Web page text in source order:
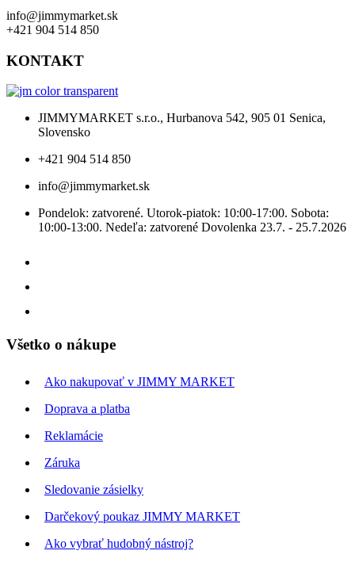
info@jimmymarket.sk
+421 904 514 850
KONTAKT
JIMMYMARKET s.r.o., Hurbanova 542, 905 01 Senica,
Slovensko
+421 904 514 850
info@jimmymarket.sk
Pondelok: zatvorené. Utorok-piatok: 10:00-17:00. Sobota:
10:00-13:00. Nedeľa: zatvorené Dovolenka 23.7. - 25.7.2026
Všetko o nákupe
Ako nakupovať v JIMMY MARKET
Doprava a platba
Reklamácie
Záruka
Sledovanie zásielky
Darčekový poukaz JIMMY MARKET
Ako vybrať hudobný nástroj?